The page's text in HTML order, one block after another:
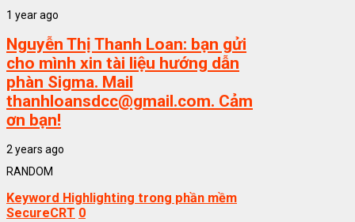
1 year ago
Nguyễn Thị Thanh Loan: bạn gửi
cho mình xin tài liệu hướng dẫn
phàn Sigma. Mail
thanhloansdcc@gmail.com. Cảm
ơn bạn!
2 years ago
RANDOM
Keyword Highlighting trong phần mềm
SecureCRT 0